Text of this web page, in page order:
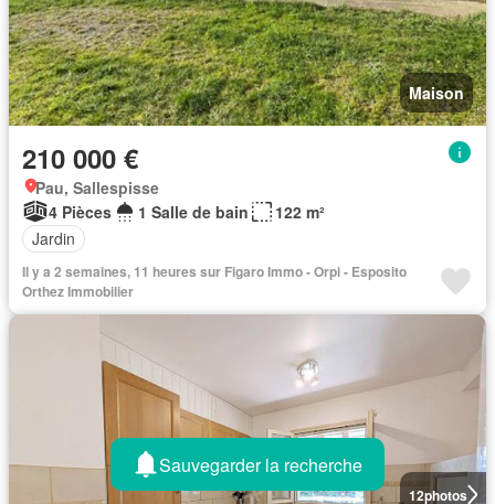
Maison
210 000 €
Pau, Sallespisse
4 Pièces
1 Salle de bain
122 m²
Jardin
Il y a 2 semaines, 11 heures sur Figaro Immo - Orpi - Esposito
Orthez Immobilier
12photos
Sauvegarder la recherche